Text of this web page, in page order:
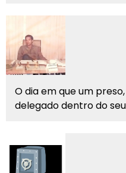
O dia em que um
delegado dentro do